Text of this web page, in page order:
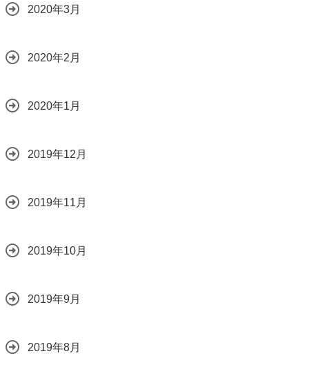
2020年3月
2020年2月
2020年1月
2019年12月
2019年11月
2019年10月
2019年9月
2019年8月